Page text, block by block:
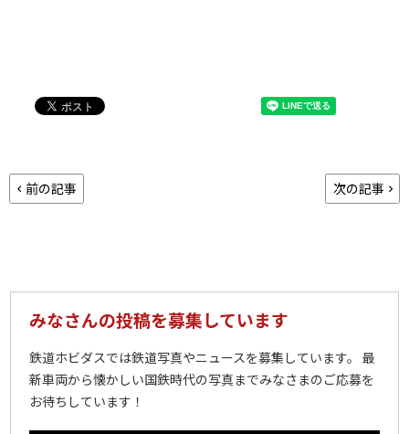
前の記事 次の記事
みなさんの投稿を募集しています
鉄道ホビダスでは鉄道写真やニュースを募集しています。 最
新車両から懐かしい国鉄時代の写真までみなさまのご応募を
お待ちしています！